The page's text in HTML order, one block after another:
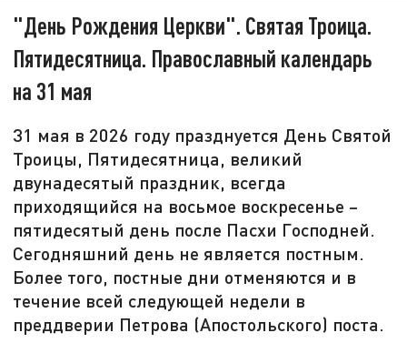
"День Рождения Церкви". Святая Троица.
Пятидесятница. Православный календарь
на 31 мая
31 мая в 2026 году празднуется День Святой
Троицы, Пятидесятница, великий
двунадесятый праздник, всегда
приходящийся на восьмое воскресенье –
пятидесятый день после Пасхи Господней.
Сегодняшний день не является постным.
Более того, постные дни отменяются и в
течение всей следующей недели в
преддверии Петрова (Апостольского) поста.